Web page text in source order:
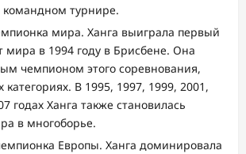
командном турнире.
мира. Ханга выиграла первый
мира в 1994 году в Брисбене. Она
чемпионом этого соревнования,
категориях. В 1995, 1997, 1999, 2001,
годах Ханга также становилась
в многоборье.
Европы. Ханга доминировала